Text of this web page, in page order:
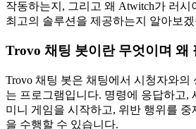
작동하는지, 그리고 왜 Atwitch가 러시
최고의 솔루션을 제공하는지 알아보
Trovo 채팅 봇이란 무엇이며 왜
Trovo 채팅 봇은 채팅에서 시청자와의
는 프로그램입니다. 명령에 응답하고,
미니 게임을 시작하고, 위반 행위를 중
을 수행할 수 있습니다.